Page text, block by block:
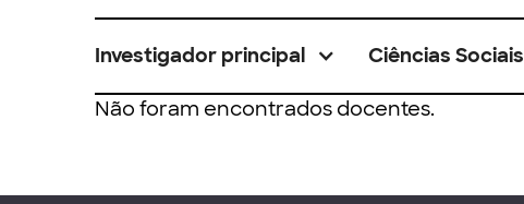
Investigador principal Ciências Sociais
Não foram encontrados docentes.